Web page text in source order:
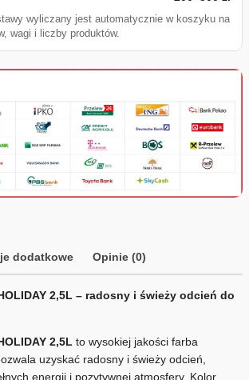
wyliczany jest automatycznie w koszyku na
wagi i liczby produktów.
dodatkowe Opinie (0)
2,5L – radosny i świeży odcień do
2,5L to wysokiej jakości farba
uzyskać radosny i świeży odcień,
energii i pozytywnej atmosfery. Kolor